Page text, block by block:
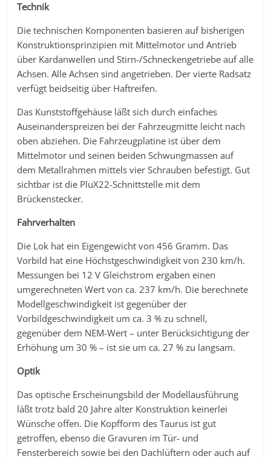
Technik
Die technischen Komponenten basieren auf bisherigen
Konstruktionsprinzipien mit Mittelmotor und Antrieb
über Kardanwellen und Stirn-/Schneckengetriebe auf alle
Achsen. Alle Achsen sind angetrieben. Der vierte Radsatz
verfügt beidseitig über Haftreifen.
Das Kunststoffgehäuse läßt sich durch einfaches
Auseinanderspreizen bei der Fahrzeugmitte leicht nach
oben abziehen. Die Fahrzeugplatine ist über dem
Mittelmotor und seinen beiden Schwungmassen auf
dem Metallrahmen mittels vier Schrauben befestigt. Gut
sichtbar ist die PluX22-Schnittstelle mit dem
Brückenstecker.
Fahrverhalten
Die Lok hat ein Eigengewicht von 456 Gramm. Das
Vorbild hat eine Höchstgeschwindigkeit von 230 km/h.
Messungen bei 12 V Gleichstrom ergaben einen
umgerechneten Wert von ca. 237 km/h. Die berechnete
Modellgeschwindigkeit ist gegenüber der
Vorbildgeschwindigkeit um ca. 3 % zu schnell,
gegenüber dem NEM-Wert – unter Berücksichtigung der
Erhöhung um 30 % – ist sie um ca. 27 % zu langsam.
Optik
Das optische Erscheinungsbild der Modellausführung
läßt trotz bald 20 Jahre alter Konstruktion keinerlei
Wünsche offen. Die Kopfform des Taurus ist gut
getroffen, ebenso die Gravuren im Tür- und
Fensterbereich sowie bei den Dachlüftern oder auch auf